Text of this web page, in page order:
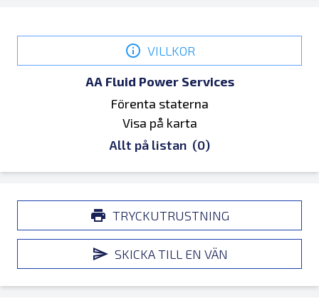
VILLKOR
AA Fluid Power Services
Förenta staterna
Visa på karta
Allt på listan (0)
TRYCKUTRUSTNING
SKICKA TILL EN VÄN